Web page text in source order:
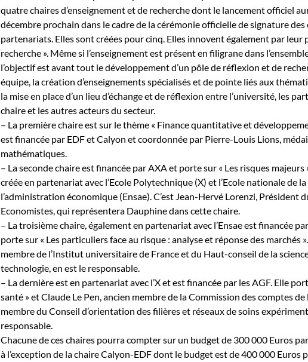
quatre chaires d’enseignement et de recherche dont le lancement officiel
décembre prochain dans le cadre de la cérémonie officielle de signature
partenariats. Elles sont créées pour cinq. Elles innovent également par leur
recherche ». Même si l’enseignement est présent en filigrane dans
l’objectif est avant tout le développement d’un pôle de réflexion et de
équipe, la création d’enseignements spécialisés et de pointe liés aux
la mise en place d’un lieu d’échange et de réflexion entre l’université, les
chaire et les autres acteurs du secteur.
– La première chaire est sur le thème « Finance quantitative et
est financée par EDF et Calyon et coordonnée par Pierre-Louis Lions,
mathématiques.
– La seconde chaire est financée par AXA et porte sur « Les risques majeurs
créée en partenariat avec l’Ecole Polytechnique (X) et l’Ecole nationale de
l’administration économique (Ensae). C’est Jean-Hervé Lorenzi, Président
Economistes, qui représentera Dauphine dans cette chaire.
– La troisième chaire, également en partenariat avec l’Ensae est financée
porte sur « Les particuliers face au risque : analyse et réponse des marchés
membre de l’Institut universitaire de France et du Haut-conseil de la
technologie, en est le responsable.
– La dernière est en partenariat avec l’X et est financée par les AGF. Elle
santé » et Claude Le Pen, ancien membre de la Commission des comptes
membre du Conseil d’orientation des filières et réseaux de soins
responsable.
Chacune de ces chaires pourra compter sur un budget de 300 000 Euros
à l’exception de la chaire Calyon-EDF dont le budget est de 400 000 Euros